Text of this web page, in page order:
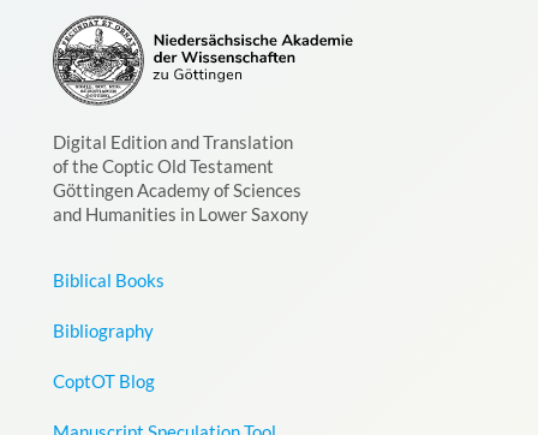
Digital Edition and Translation
of the Coptic Old Testament
Göttingen Academy of Sciences
and Humanities in Lower Saxony
Biblical Books
Bibliography
CoptOT Blog